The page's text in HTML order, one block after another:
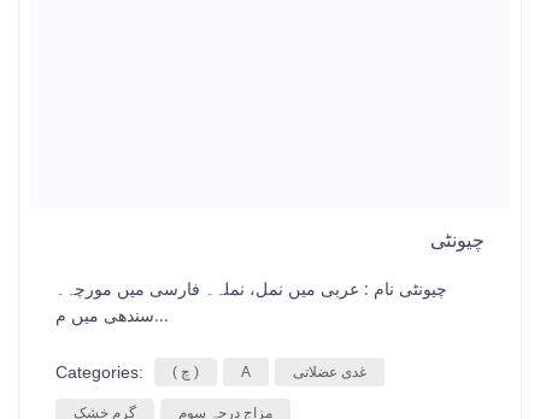
چیونٹی
چیونٹی نام : عربی میں نمل، نملہ۔ فارسی میں مورچہ۔
سندھی میں م...
Categories: ( چ ) A غدی عضلاتی
گرم خشک مزاج درجہ سوم